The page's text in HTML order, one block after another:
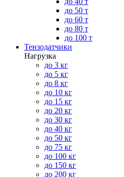
до 50 т
до 60 т
до 80 т
до 100 т
Тензодатчики
Нагрузка
до 3 кг
до 5 кг
до 8 кг
до 10 кг
до 15 кг
до 20 кг
до 30 кг
до 40 кг
до 50 кг
до 75 кг
до 100 кг
до 150 кг
до 200 кг